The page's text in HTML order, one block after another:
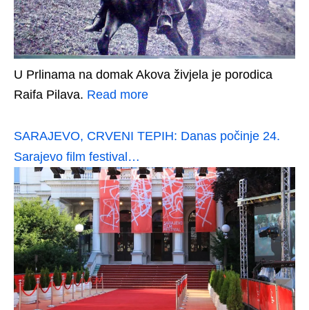
U Prlinama na domak Akova živjela je porodica
Raifa Pilava. Read more
SARAJEVO, CRVENI TEPIH: Danas počinje 24.
Sarajevo film festival…